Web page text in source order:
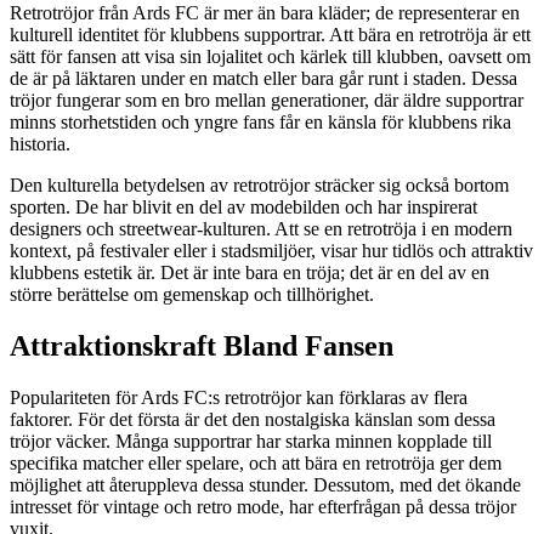
Retrotröjor från Ards FC är mer än bara kläder; de representerar en
kulturell identitet för klubbens supportrar. Att bära en retrotröja är ett
sätt för fansen att visa sin lojalitet och kärlek till klubben, oavsett om
de är på läktaren under en match eller bara går runt i staden. Dessa
tröjor fungerar som en bro mellan generationer, där äldre supportrar
minns storhetstiden och yngre fans får en känsla för klubbens rika
historia.
Den kulturella betydelsen av retrotröjor sträcker sig också bortom
sporten. De har blivit en del av modebilden och har inspirerat
designers och streetwear-kulturen. Att se en retrotröja i en modern
kontext, på festivaler eller i stadsmiljöer, visar hur tidlös och attraktiv
klubbens estetik är. Det är inte bara en tröja; det är en del av en
större berättelse om gemenskap och tillhörighet.
Attraktionskraft Bland Fansen
Populariteten för Ards FC:s retrotröjor kan förklaras av flera
faktorer. För det första är det den nostalgiska känslan som dessa
tröjor väcker. Många supportrar har starka minnen kopplade till
specifika matcher eller spelare, och att bära en retrotröja ger dem
möjlighet att återuppleva dessa stunder. Dessutom, med det ökande
intresset för vintage och retro mode, har efterfrågan på dessa tröjor
vuxit.